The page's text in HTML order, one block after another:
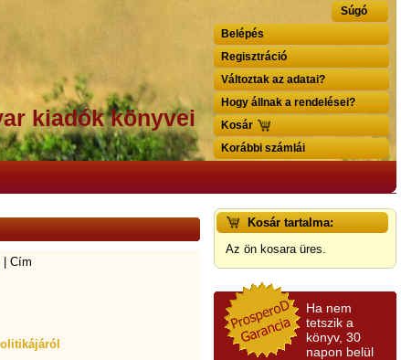
Súgó
Belépés
Regisztráció
Változtak az adatai?
Hogy állnak a rendelései?
Kosár
Korábbi számlái
kiadók könyvei
Kosár tartalma:
Az ön kosara üres.
Ha nem
tetszik a
könyv, 30
napon belül
| Cím